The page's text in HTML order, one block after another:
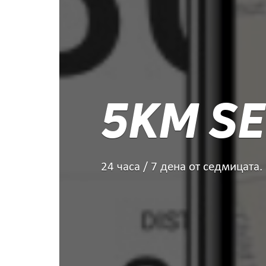
5KM
24 часа / 7 дена от седмицата.